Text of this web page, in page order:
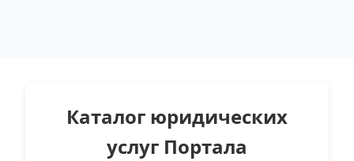
Каталог юридических
услуг Портала